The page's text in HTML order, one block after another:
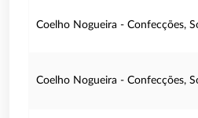
Coelho Nogueira - Confecções,
Coelho Nogueira - Confecções,